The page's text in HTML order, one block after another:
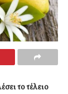
το τέλειο